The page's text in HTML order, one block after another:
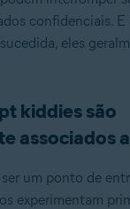
confidenciais. E
eles
kiddies são
associados
um ponto de
experimentam